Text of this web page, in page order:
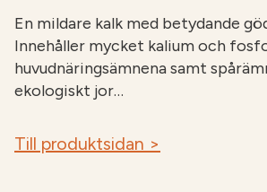
En mildare kalk med betydande
Innehåller mycket kalium och
huvudnäringsämnena samt
ekologiskt jor…
Till produktsidan >